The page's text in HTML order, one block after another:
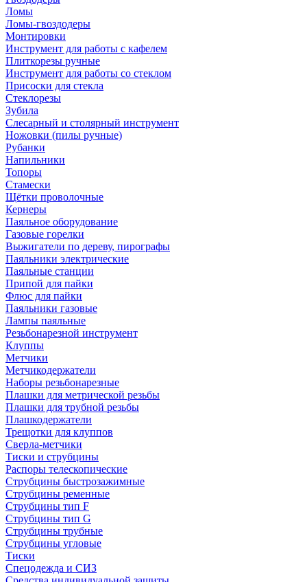
Ломы
Ломы-гвоздодеры
Монтировки
Инструмент для работы с кафелем
Плиткорезы ручные
Инструмент для работы со стеклом
Присоски для стекла
Стеклорезы
Зубила
Слесарный и столярный инструмент
Ножовки (пилы ручные)
Рубанки
Напильники
Топоры
Стамески
Щётки проволочные
Кернеры
Паяльное оборудование
Газовые горелки
Выжигатели по дереву, пирографы
Паяльники электрические
Паяльные станции
Припой для пайки
Флюс для пайки
Паяльники газовые
Лампы паяльные
Резьбонарезной инструмент
Клуппы
Метчики
Метчикодержатели
Наборы резьбонарезные
Плашки для метрической резьбы
Плашки для трубной резьбы
Плашкодержатели
Трещотки для клуппов
Сверла-метчики
Тиски и струбцины
Распоры телескопические
Струбцины быстрозажимные
Струбцины ременные
Струбцины тип F
Струбцины тип G
Струбцины трубные
Струбцины угловые
Тиски
Спецодежда и СИЗ